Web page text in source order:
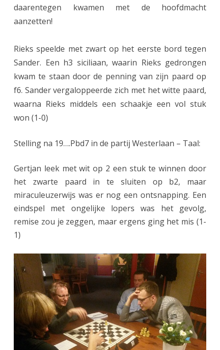
r
i
e
a
n
L
e
k
k
daarentegen kwamen met de hoofdmacht
aanzetten!
Rieks speelde met zwart op het eerste bord tegen
Sander. Een h3 siciliaan, waarin Rieks gedrongen
kwam te staan door de penning van zijn paard op
f6. Sander vergaloppeerde zich met het witte paard,
waarna Rieks middels een schaakje een vol stuk
won (1-0)
Stelling na 19….Pbd7 in de partij Westerlaan – Taal:
Gertjan leek met wit op 2 een stuk te winnen door
het zwarte paard in te sluiten op b2, maar
miraculeuzerwijs was er nog een ontsnapping. Een
eindspel met ongelijke lopers was het gevolg,
remise zou je zeggen, maar ergens ging het mis (1-
1)